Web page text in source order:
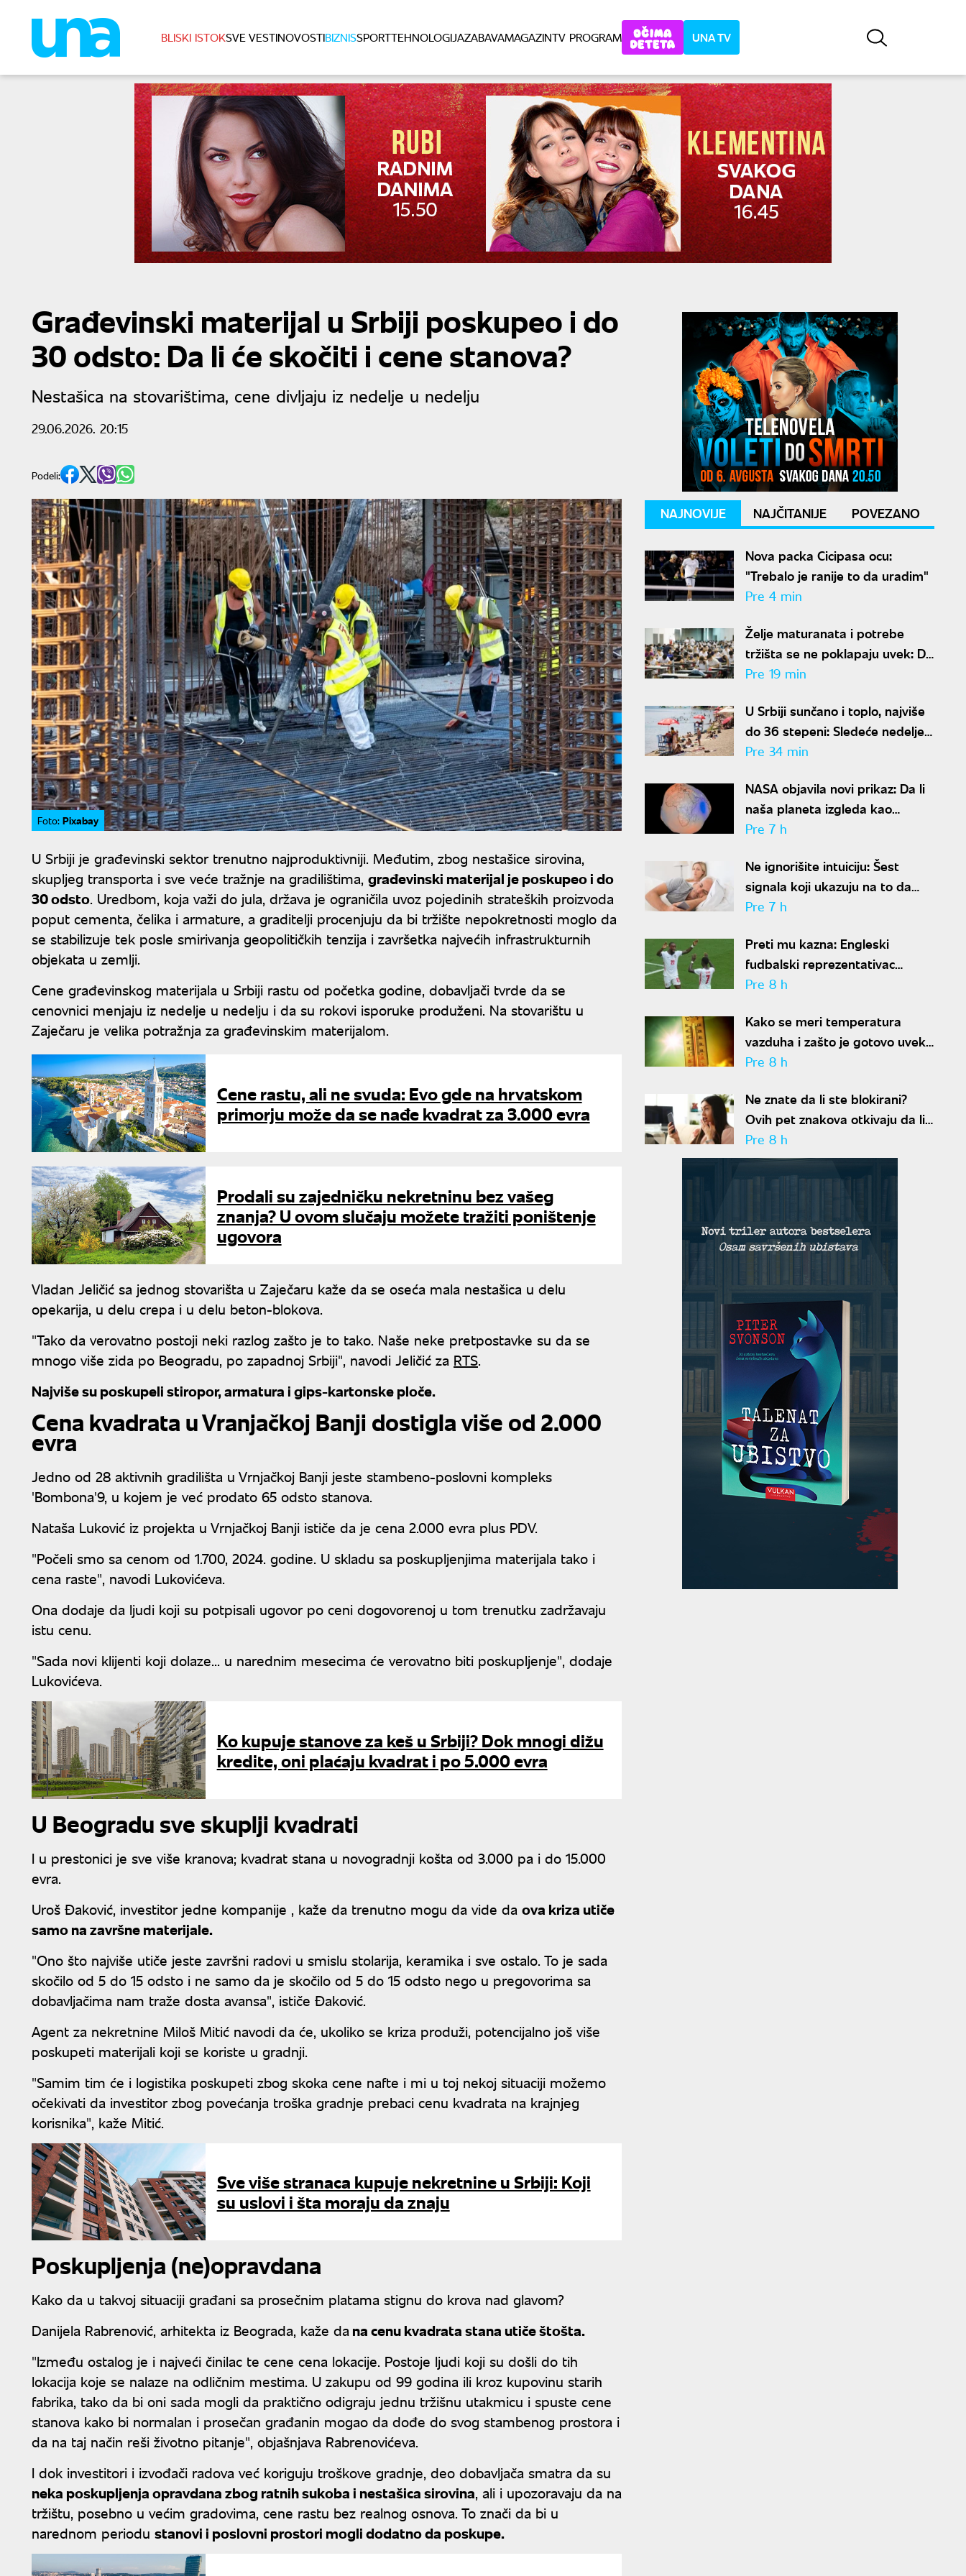
BLISKI ISTOKSVE VESTINOVOSTIBIZNISSPORTTEHNOLOGIJAZABAVAMAGAZINTV PROGRAM UNA TV
Građevinski materijal u Srbiji poskupeo i do
30 odsto: Da li će skočiti i cene stanova?
Nestašica na stovarištima, cene divljaju iz nedelje u nedelju
29.06.2026. 20:15
Podeli:
Foto: Pixabay
U Srbiji je građevinski sektor trenutno najproduktivniji. Međutim, zbog nestašice sirovina,
skupljeg transporta i sve veće tražnje na gradilištima, građevinski materijal je poskupeo i do
30 odsto. Uredbom, koja važi do jula, država je ograničila uvoz pojedinih strateških proizvoda
poput cementa, čelika i armature, a graditelji procenjuju da bi tržište nepokretnosti moglo da
se stabilizuje tek posle smirivanja geopolitičkih tenzija i završetka najvećih infrastrukturnih
objekata u zemlji.
Cene građevinskog materijala u Srbiji rastu od početka godine, dobavljači tvrde da se
cenovnici menjaju iz nedelje u nedelju i da su rokovi isporuke produženi. Na stovarištu u
Zaječaru je velika potražnja za građevinskim materijalom.
Cene rastu, ali ne svuda: Evo gde na hrvatskom
primorju može da se nađe kvadrat za 3.000 evra
Prodali su zajedničku nekretninu bez vašeg
znanja? U ovom slučaju možete tražiti poništenje
ugovora
Vladan Jeličić sa jednog stovarišta u Zaječaru kaže da se oseća mala nestašica u delu
opekarija, u delu crepa i u delu beton-blokova.
"Tako da verovatno postoji neki razlog zašto je to tako. Naše neke pretpostavke su da se
mnogo više zida po Beogradu, po zapadnoj Srbiji", navodi Jeličić za RTS.
Najviše su poskupeli stiropor, armatura i gips-kartonske ploče.
Cena kvadrata u Vranjačkoj Banji dostigla više od 2.000
evra
Jedno od 28 aktivnih gradilišta u Vrnjačkoj Banji jeste stambeno-poslovni kompleks
'Bombona'9, u kojem je već prodato 65 odsto stanova.
Nataša Luković iz projekta u Vrnjačkoj Banji ističe da je cena 2.000 evra plus PDV.
"Počeli smo sa cenom od 1.700, 2024. godine. U skladu sa poskupljenjima materijala tako i
cena raste", navodi Lukovićeva.
Ona dodaje da ljudi koji su potpisali ugovor po ceni dogovorenoj u tom trenutku zadržavaju
istu cenu.
"Sada novi klijenti koji dolaze... u narednim mesecima će verovatno biti poskupljenje", dodaje
Lukovićeva.
Ko kupuje stanove za keš u Srbiji? Dok mnogi dižu
kredite, oni plaćaju kvadrat i po 5.000 evra
U Beogradu sve skuplji kvadrati
I u prestonici je sve više kranova; kvadrat stana u novogradnji košta od 3.000 pa i do 15.000
evra.
Uroš Đaković, investitor jedne kompanije , kaže da trenutno mogu da vide da ova kriza utiče
samo na završne materijale.
"Ono što najviše utiče jeste završni radovi u smislu stolarija, keramika i sve ostalo. To je sada
skočilo od 5 do 15 odsto i ne samo da je skočilo od 5 do 15 odsto nego u pregovorima sa
dobavljačima nam traže dosta avansa", ističe Đaković.
Agent za nekretnine Miloš Mitić navodi da će, ukoliko se kriza produži, potencijalno još više
poskupeti materijali koji se koriste u gradnji.
"Samim tim će i logistika poskupeti zbog skoka cene nafte i mi u toj nekoj situaciji možemo
očekivati da investitor zbog povećanja troška gradnje prebaci cenu kvadrata na krajnjeg
korisnika", kaže Mitić.
Sve više stranaca kupuje nekretnine u Srbiji: Koji
su uslovi i šta moraju da znaju
Poskupljenja (ne)opravdana
Kako da u takvoj situaciji građani sa prosečnim platama stignu do krova nad glavom?
Danijela Rabrenović, arhitekta iz Beograda, kaže da na cenu kvadrata stana utiče štošta.
"Između ostalog je i najveći činilac te cene cena lokacije. Postoje ljudi koji su došli do tih
lokacija koje se nalaze na odličnim mestima. U zakupu od 99 godina ili kroz kupovinu starih
fabrika, tako da bi oni sada mogli da praktično odigraju jednu tržišnu utakmicu i spuste cene
stanova kako bi normalan i prosečan građanin mogao da dođe do svog stambenog prostora i
da na taj način reši životno pitanje", objašnjava Rabrenovićeva.
I dok investitori i izvođači radova već koriguju troškove gradnje, deo dobavljača smatra da su
neka poskupljenja opravdana zbog ratnih sukoba i nestašica sirovina, ali i upozoravaju da na
tržištu, posebno u većim gradovima, cene rastu bez realnog osnova. To znači da bi u
narednom periodu stanovi i poslovni prostori mogli dodatno da poskupe.
NAJNOVIJE NAJČITANIJE POVEZANO
Nova packa Cicipasa ocu:
"Trebalo je ranije to da uradim"
Pre 4 min
Želje maturanata i potrebe
tržišta se ne poklapaju uvek: Da
li popularnost fakulteta znači i
Pre 19 min
U Srbiji sunčano i toplo, najviše
do 36 stepeni: Sledeće nedelje
temperatura u porastu
Pre 34 min
NASA objavila novi prikaz: Da li
naša planeta izgleda kao
krompir ili kao plavi kliker?
Pre 7 h
Ne ignorišite intuiciju: Šest
signala koji ukazuju na to da
partner krije aferu
Pre 7 h
Preti mu kazna: Engleski
fudbalski reprezentativac
optužen za napad u noćnom
Pre 8 h
Kako se meri temperatura
vazduha i zašto je gotovo uvek
niža od one koju pokazuju naši
Pre 8 h
Ne znate da li ste blokirani?
Ovih pet znakova otkivaju da li
se nalazite na nečijoj "crnoj listi"
Pre 8 h